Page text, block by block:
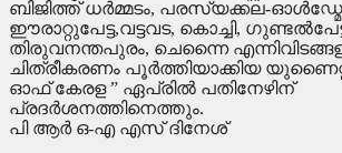
ബിജിത്ത് ധർമ്മടം, പരസ്യക്കല-
ഈരാറ്റുപേട്ട,വട്ടവട, കൊച്ചി,
തിരുവനന്തപുരം, ചെന്നൈ
ചിത്രീകരണം പൂർത്തിയാക്കിയ
ഓഫ് കേരള ” ഏപ്രിൽ പതിനേഴിന്
പ്രദർശനത്തിനെത്തും.
പി ആർ ഒ-എ എസ് ദിനേശ്